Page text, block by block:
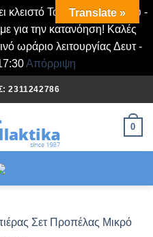
κλειστό Τα Σάββατα Ιουλίου -
για την κατανόηση! Καλές
ωράριο λειτουργίας Δευτ -
Απόρριψη
2311242786
0
Translate »